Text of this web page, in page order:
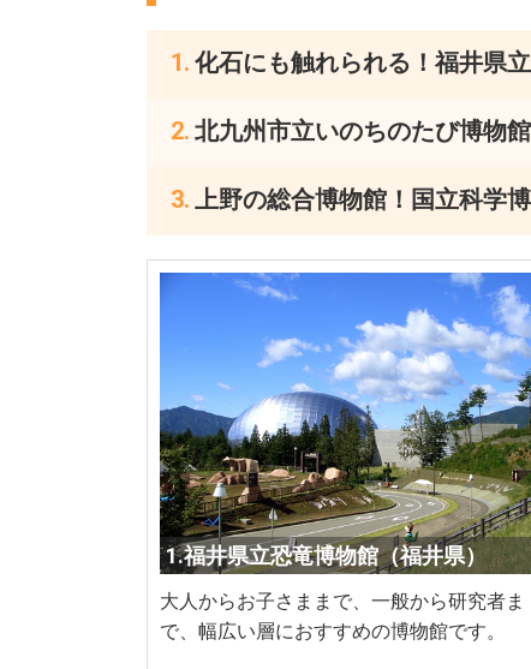
化石にも触れられる！福井県
北九州市立いのちのたび博物館
上野の総合博物館！国立科学博
1.福井県立恐竜博物館（福井県）
大人からお子さままで、一般から研究者ま
で、幅広い層におすすめの博物館です。